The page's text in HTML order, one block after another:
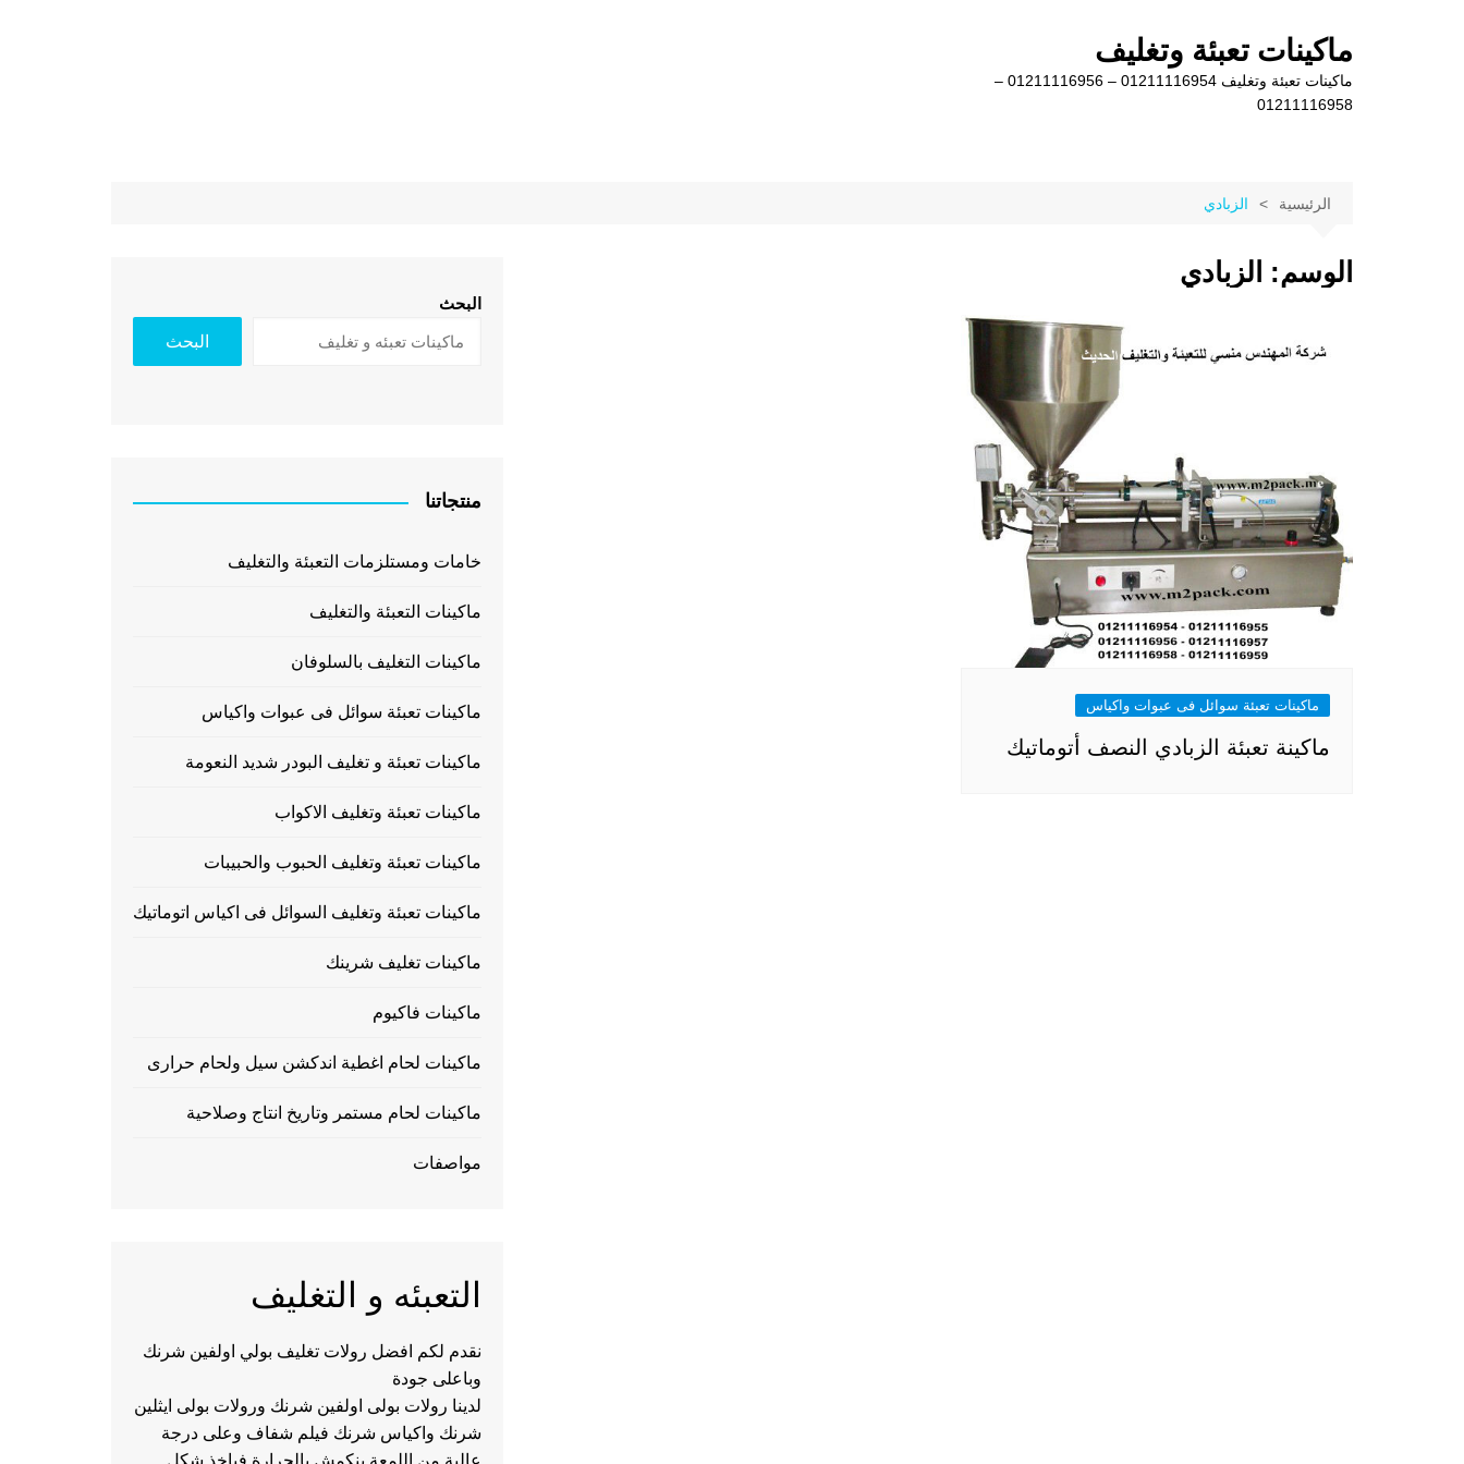
ماكينات تعبئة وتغليف
ماكينات تعبئة وتغليف 01211116954 – 01211116956 –
01211116958
الرئيسية الزبادي
الوسم: الزبادي
ماكينات تعبئة سوائل فى عبوات واكياس
ماكينة تعبئة الزبادي النصف أتوماتيك
البحث
البحث
منتجاتنا
خامات ومستلزمات التعبئة والتغليف
ماكينات التعبئة والتغليف
ماكينات التغليف بالسلوفان
ماكينات تعبئة سوائل فى عبوات واكياس
ماكينات تعبئة و تغليف البودر شديد النعومة
ماكينات تعبئة وتغليف الاكواب
ماكينات تعبئة وتغليف الحبوب والحبيبات
ماكينات تعبئة وتغليف السوائل فى اكياس اتوماتيك
ماكينات تغليف شرينك
ماكينات فاكيوم
ماكينات لحام اغطية اندكشن سيل ولحام حرارى
ماكينات لحام مستمر وتاريخ انتاج وصلاحية
مواصفات
التعبئه و التغليف
نقدم لكم افضل رولات تغليف بولي اولفين شرنك
وباعلى جودة
لدينا رولات بولى اولفين شرنك ورولات بولى ايثلين
شرنك واكياس شرنك فيلم شفاف وعلى درجة
عالية من اللمعة ينكمش بالحرارة فياخذ شكل